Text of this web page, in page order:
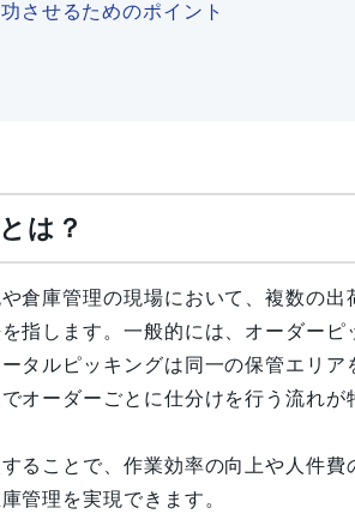
させるためのポイント
は？
倉庫管理の現場において、複数の
指します。一般的には、オーダー
タルピッキングは同一の保管エリ
オーダーごとに仕分けを行う流れが
ることで、作業効率の向上や人件
管理を実現できます。